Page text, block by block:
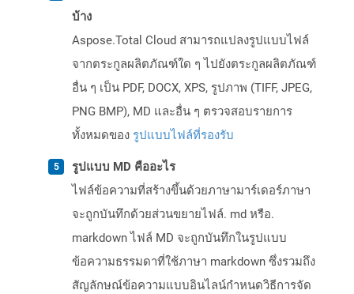
บ้าง
Aspose.Total Cloud สามารถแปลงรูปแบบไฟล์
จากตระกูลผลิตภัณฑ์ใด ๆ ไปยังตระกูลผลิตภัณฑ์
อื่น ๆ เป็น PDF, DOCX, XPS, รูปภาพ (TIFF, JPEG,
PNG BMP), MD และอื่น ๆ ตรวจสอบรายการ
ทั้งหมดของ รูปแบบไฟล์ที่รองรับ
รูปแบบ MD คืออะไร
ไฟล์ข้อความที่สร้างขึ้นด้วยภาษามาร์เดอร์ภาษา
จะถูกบันทึกด้วยส่วนขยายไฟล์. md หรือ.
markdown ไฟล์ MD จะถูกบันทึกในรูปแบบ
ข้อความธรรมดาที่ใช้ภาษา markdown ซึ่งรวมถึง
สัญลักษณ์ข้อความแบบอินไลน์กำหนดวิธีการจัด